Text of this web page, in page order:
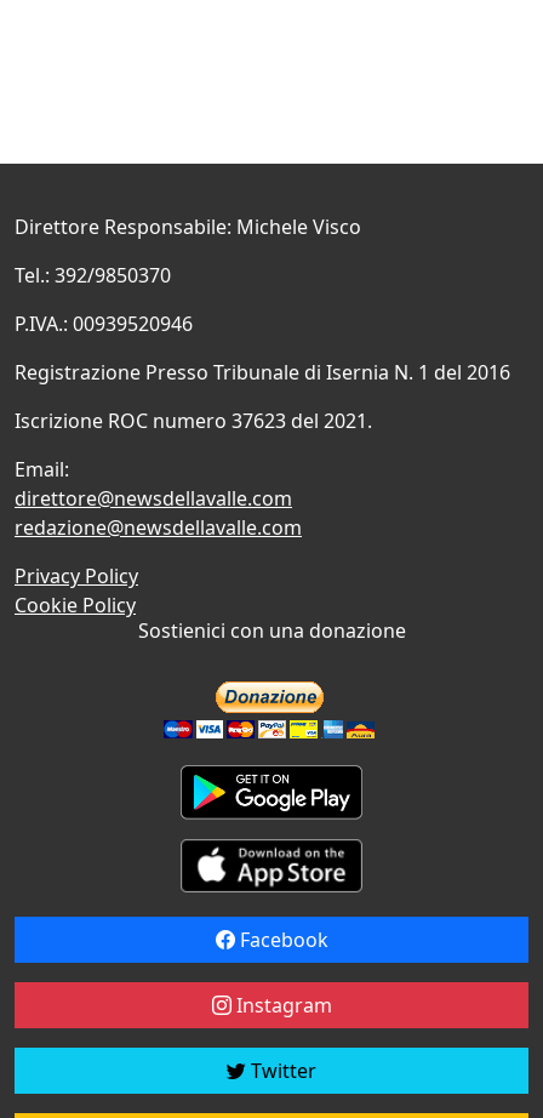
Direttore Responsabile: Michele Visco
Tel.: 392/9850370
P.IVA.: 00939520946
Registrazione Presso Tribunale di Isernia N. 1 del 2016
Iscrizione ROC numero 37623 del 2021.
Email:
direttore@newsdellavalle.com
redazione@newsdellavalle.com
Privacy Policy
Cookie Policy
Sostienici con una donazione
Facebook
Instagram
Twitter